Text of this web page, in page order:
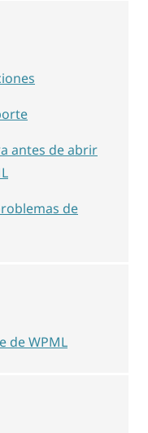
antes de abrir
de
de WPML